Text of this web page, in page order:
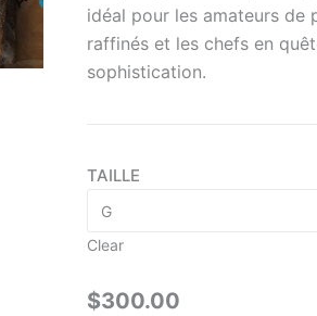
idéal pour les amateurs de
raffinés et les chefs en
sophistication.
TAILLE
Clear
$300.00